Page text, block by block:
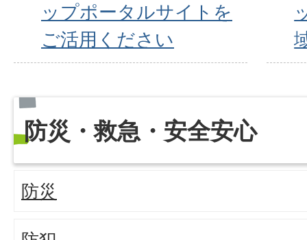
ップポータルサイトを
ご活用ください
防災・救急・安全安心
防災